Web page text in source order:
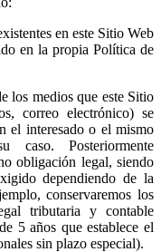
en este Sitio Web
en la propia Política de
los medios que este Sitio
correo electrónico) se
el interesado o el mismo
Posteriormente
obligación legal, siendo
dependiendo de la
conservaremos los
tributaria y contable
5 años que establece el
sin plazo especial).